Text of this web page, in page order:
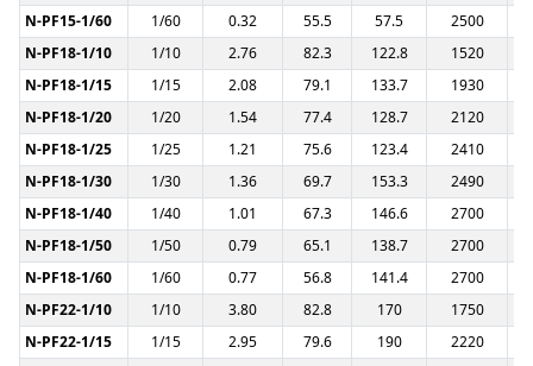
N-PF15-1/60
1/60 0.32 55.5 57.5
2500
N-PF18-1/10
1/10 2.76 82.3 122.8
1520
N-PF18-1/15
1/15 2.08 79.1 133.7
1930
N-PF18-1/20
1/20 1.54 77.4 128.7
2120
N-PF18-1/25
1/25 1.21 75.6 123.4
2410
N-PF18-1/30
1/30 1.36 69.7 153.3
2490
N-PF18-1/40
1/40 1.01 67.3 146.6
2700
N-PF18-1/50
1/50 0.79 65.1 138.7
2700
N-PF18-1/60
1/60 0.77 56.8 141.4
2700
N-PF22-1/10
1/10 3.80 82.8 170
1750
N-PF22-1/15
1/15 2.95 79.6 190
2220